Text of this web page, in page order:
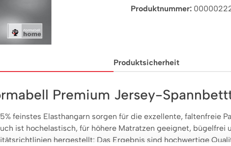
Produktnummer:
Produktsicherheit
Premium Jersey-
feinstes Elasthangarn sorgen für die exzellente, faltenfreie
ist hochelastisch, für höhere Matratzen geeignet,
hergestellt: Das Ergebnis sind hochwertige